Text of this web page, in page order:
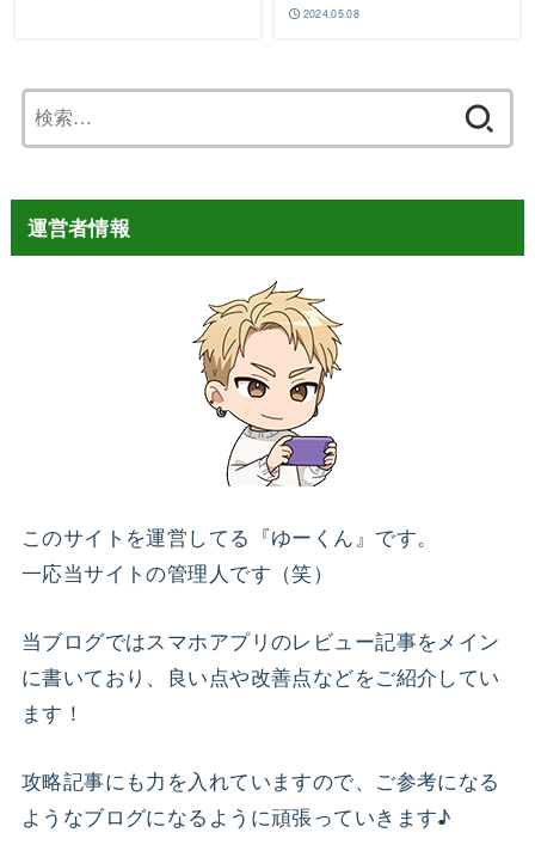
2024.05.08
索:
運営者情報
このサイトを運営してる『ゆーくん』です。
一応当サイトの管理人です（笑）
当ブログではスマホアプリのレビュー記事をメイン
に書いており、良い点や改善点などをご紹介してい
ます！
攻略記事にも力を入れていますので、ご参考になる
ようなブログになるように頑張っていきます♪